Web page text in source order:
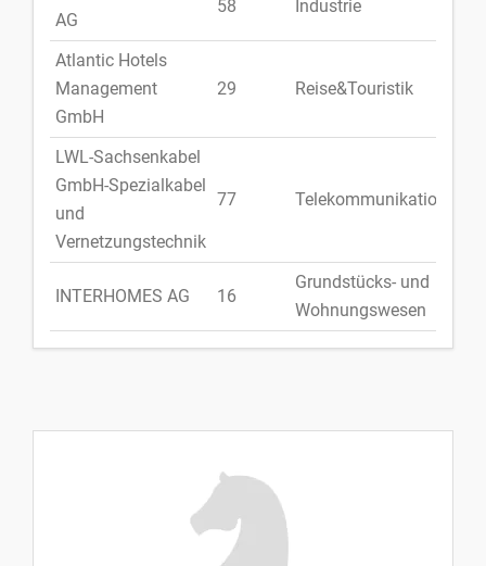
AG
58 Industrie
Atlantic Hotels
Management
GmbH
29 Reise&Touristik
LWL-Sachsenkabel
GmbH-Spezialkabel
und
Vernetzungstechnik
77 Telekommunikation
INTERHOMES AG 16
Grundstücks- und
Wohnungswesen